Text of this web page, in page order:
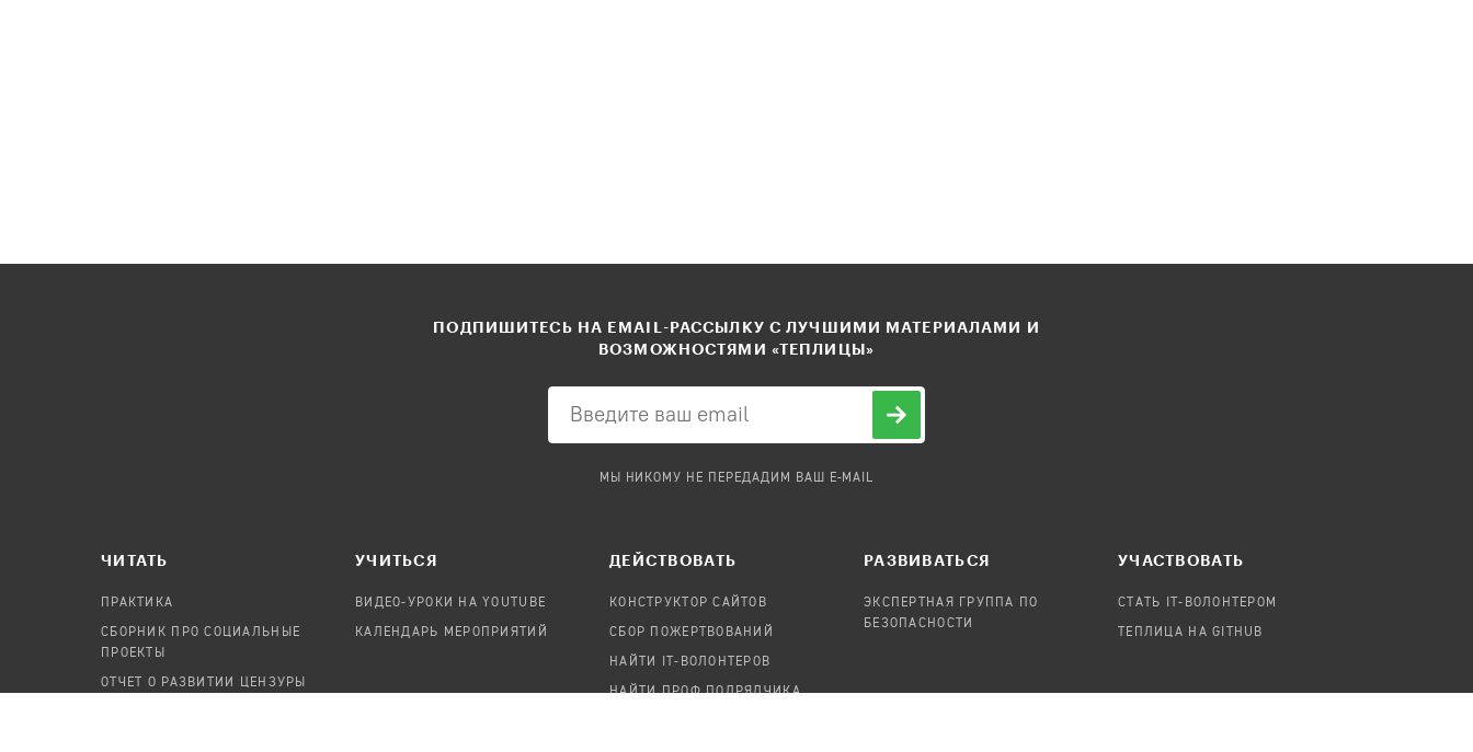
ПОДПИШИТЕСЬ НА EMAIL-РАССЫЛКУ С ЛУЧШИМИ МАТЕРИАЛАМИ И
ВОЗМОЖНОСТЯМИ «ТЕПЛИЦЫ»
МЫ НИКОМУ НЕ ПЕРЕДАДИМ ВАШ E-MAIL
ЧИТАТЬ
ПРАКТИКА
СБОРНИК ПРО СОЦИАЛЬНЫЕ
ПРОЕКТЫ
ОТЧЕТ О РАЗВИТИИ ЦЕНЗУРЫ
УЧИТЬСЯ
ВИДЕО-УРОКИ НА YOUTUBE
КАЛЕНДАРЬ МЕРОПРИЯТИЙ
ДЕЙСТВОВАТЬ
КОНСТРУКТОР САЙТОВ
СБОР ПОЖЕРТВОВАНИЙ
НАЙТИ IT-ВОЛОНТЕРОВ
НАЙТИ ПРОФ.ПОДРЯДЧИКА
РАЗВИВАТЬСЯ
ЭКСПЕРТНАЯ ГРУППА ПО
БЕЗОПАСНОСТИ
УЧАСТВОВАТЬ
СТАТЬ IT-ВОЛОНТЕРОМ
ТЕПЛИЦА НА GITHUB